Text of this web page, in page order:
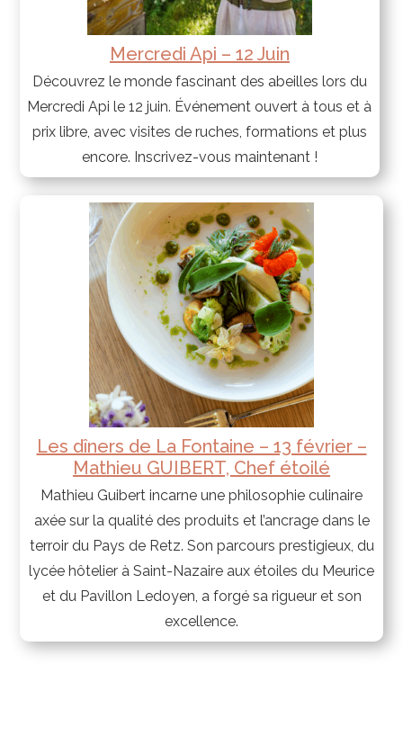
Mercredi Api – 12 Juin
Découvrez le monde fascinant des abeilles lors du
Mercredi Api le 12 juin. Événement ouvert à tous et à
prix libre, avec visites de ruches, formations et plus
encore. Inscrivez-vous maintenant !
Les dîners de La Fontaine – 13 février –
Mathieu GUIBERT, Chef étoilé
Mathieu Guibert incarne une philosophie culinaire
axée sur la qualité des produits et l’ancrage dans le
terroir du Pays de Retz. Son parcours prestigieux, du
lycée hôtelier à Saint-Nazaire aux étoiles du Meurice
et du Pavillon Ledoyen, a forgé sa rigueur et son
excellence.